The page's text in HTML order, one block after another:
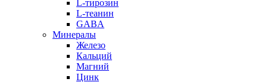
L-тирозин
L-теанин
GABA
Минералы
Железо
Кальций
Магний
Цинк